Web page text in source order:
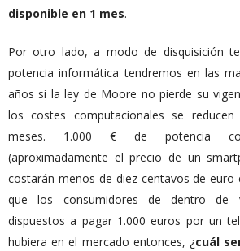
disponible en 1 mes.
Por otro lado, a modo de disquisición
potencia informática tendremos en las
años si la ley de Moore no pierde su
los costes computacionales se
meses. 1.000 € de potencia
(aproximadamente el precio de un
costarán menos de diez centavos de euro
que los consumidores de dentro de
dispuestos a pagar 1.000 euros por un
hubiera en el mercado entonces, ¿cuál